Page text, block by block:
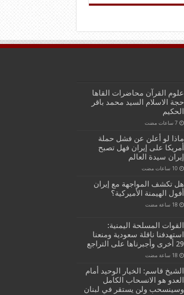
علوم القرآن محاضرات القاها
حجة الاسلام السيد محمد باقر
الحكيم
ماذا لو أعلن عن فشل حملة
أمريكا على إيران فهل تصبح
إيران سيدة العالم
هل تكشف المواجهة مع إيران
أفول الهيمنة الأميركية؟
القوات المسلحة اليمنية:
استهدفنا ناقلة سعودية ومنعنا
29 أخرى وأجبرناها على التراجع
الشيخ قاسم: الخيار الوحيد أمام
العدو هو الانسحاب الكامل
وسينسحب ولن يستقر في لبنان